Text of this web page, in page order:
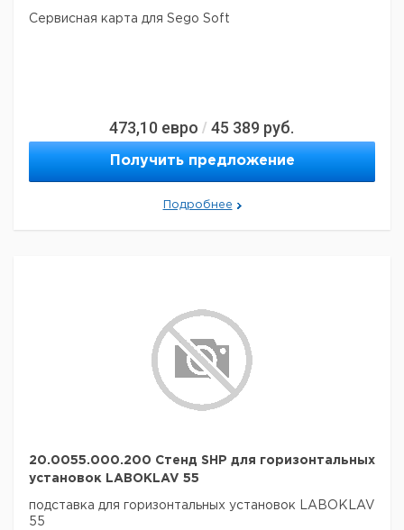
Сервисная карта для Sego Soft
473,10 евро / 45 389 руб.
Получить предложение
Подробнее
20.0055.000.200 Стенд SHP для горизонтальных
установок LABOKLAV 55
подставка для горизонтальных установок LABOKLAV
55